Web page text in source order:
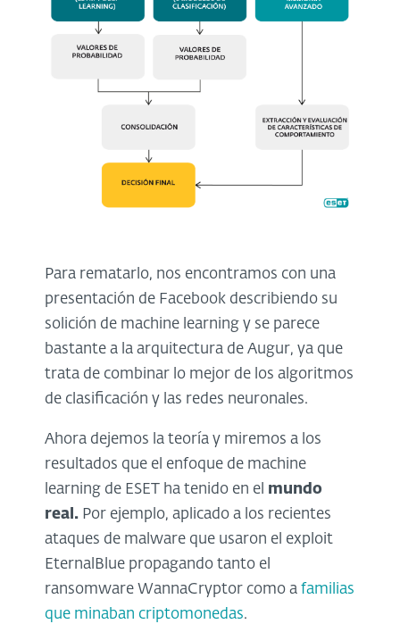
Para rematarlo, nos encontramos con una
presentación de Facebook describiendo su
solición de machine learning y se parece
bastante a la arquitectura de Augur, ya que
trata de combinar lo mejor de los algoritmos
de clasificación y las redes neuronales.
Ahora dejemos la teoría y miremos a los
resultados que el enfoque de machine
learning de ESET ha tenido en el mundo
real. Por ejemplo, aplicado a los recientes
ataques de malware que usaron el exploit
EternalBlue propagando tanto el
ransomware WannaCryptor como a familias
que minaban criptomonedas.